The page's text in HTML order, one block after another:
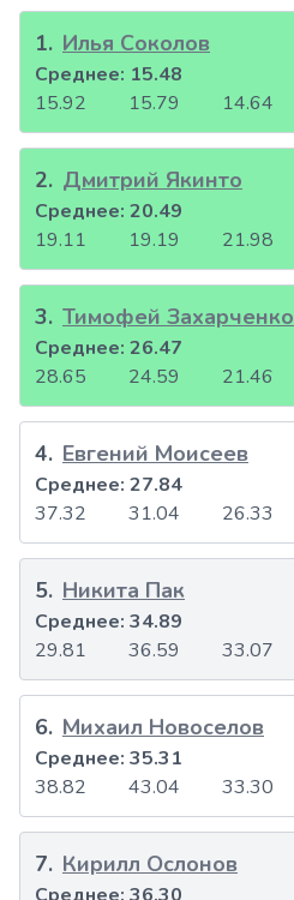
1. Илья Соколов
15.92 15.79 14.64
Среднее: 15.48
2. Дмитрий Якинто
19.11 19.19 21.98
Среднее: 20.49
3. Тимофей Захарченко
28.65 24.59 21.46
Среднее: 26.47
4. Евгений Моисеев
37.32 31.04 26.33
Среднее: 27.84
5. Никита Пак
29.81 36.59 33.07
Среднее: 34.89
6. Михаил Новоселов
38.82 43.04 33.30
Среднее: 35.31
7. Кирилл Ослонов